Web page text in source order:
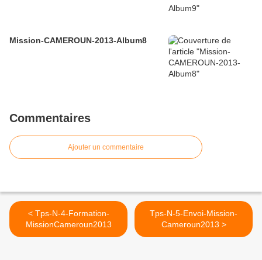
Mission-CAMEROUN-2013-Album8
Commentaires
Ajouter un commentaire
< Tps-N-4-Formation-
MissionCameroun2013
Tps-N-5-Envoi-Mission-
Cameroun2013 >